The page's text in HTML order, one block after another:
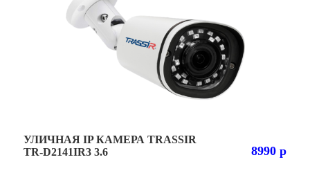
УЛИЧНАЯ IP КАМЕРА TRASSIR
TR-D2141IR3 3.6
8990 р